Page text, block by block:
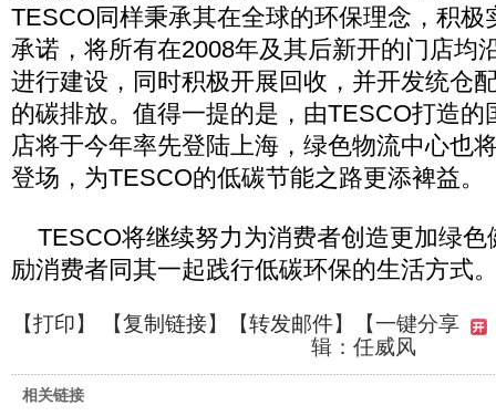
TESCO同样秉承其在全球的环保理念，积极
承诺，将所有在2008年及其后新开的门店均
进行建设，同时积极开展回收，并开发统仓
的碳排放。值得一提的是，由TESCO打造的
店将于今年率先登陆上海，绿色物流中心也
登场，为TESCO的低碳节能之路更添裨益。
TESCO将继续努力为消费者创造更加绿色
励消费者同其一起践行低碳环保的生活方式
【打印】 【复制链接】【转发邮件】
【一键分享
辑：任威风
相关链接